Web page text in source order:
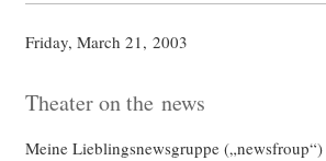
Fri­day, March 21, 2003
Theater on the news
Mei­ne Lieb­lings­news­grup­pe („news­froup“)